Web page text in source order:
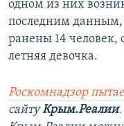
одном из них
последним данным,
ранены 14 человек,
летняя девочка.
Роскомнадзор
сайтуКрым.Реалии.